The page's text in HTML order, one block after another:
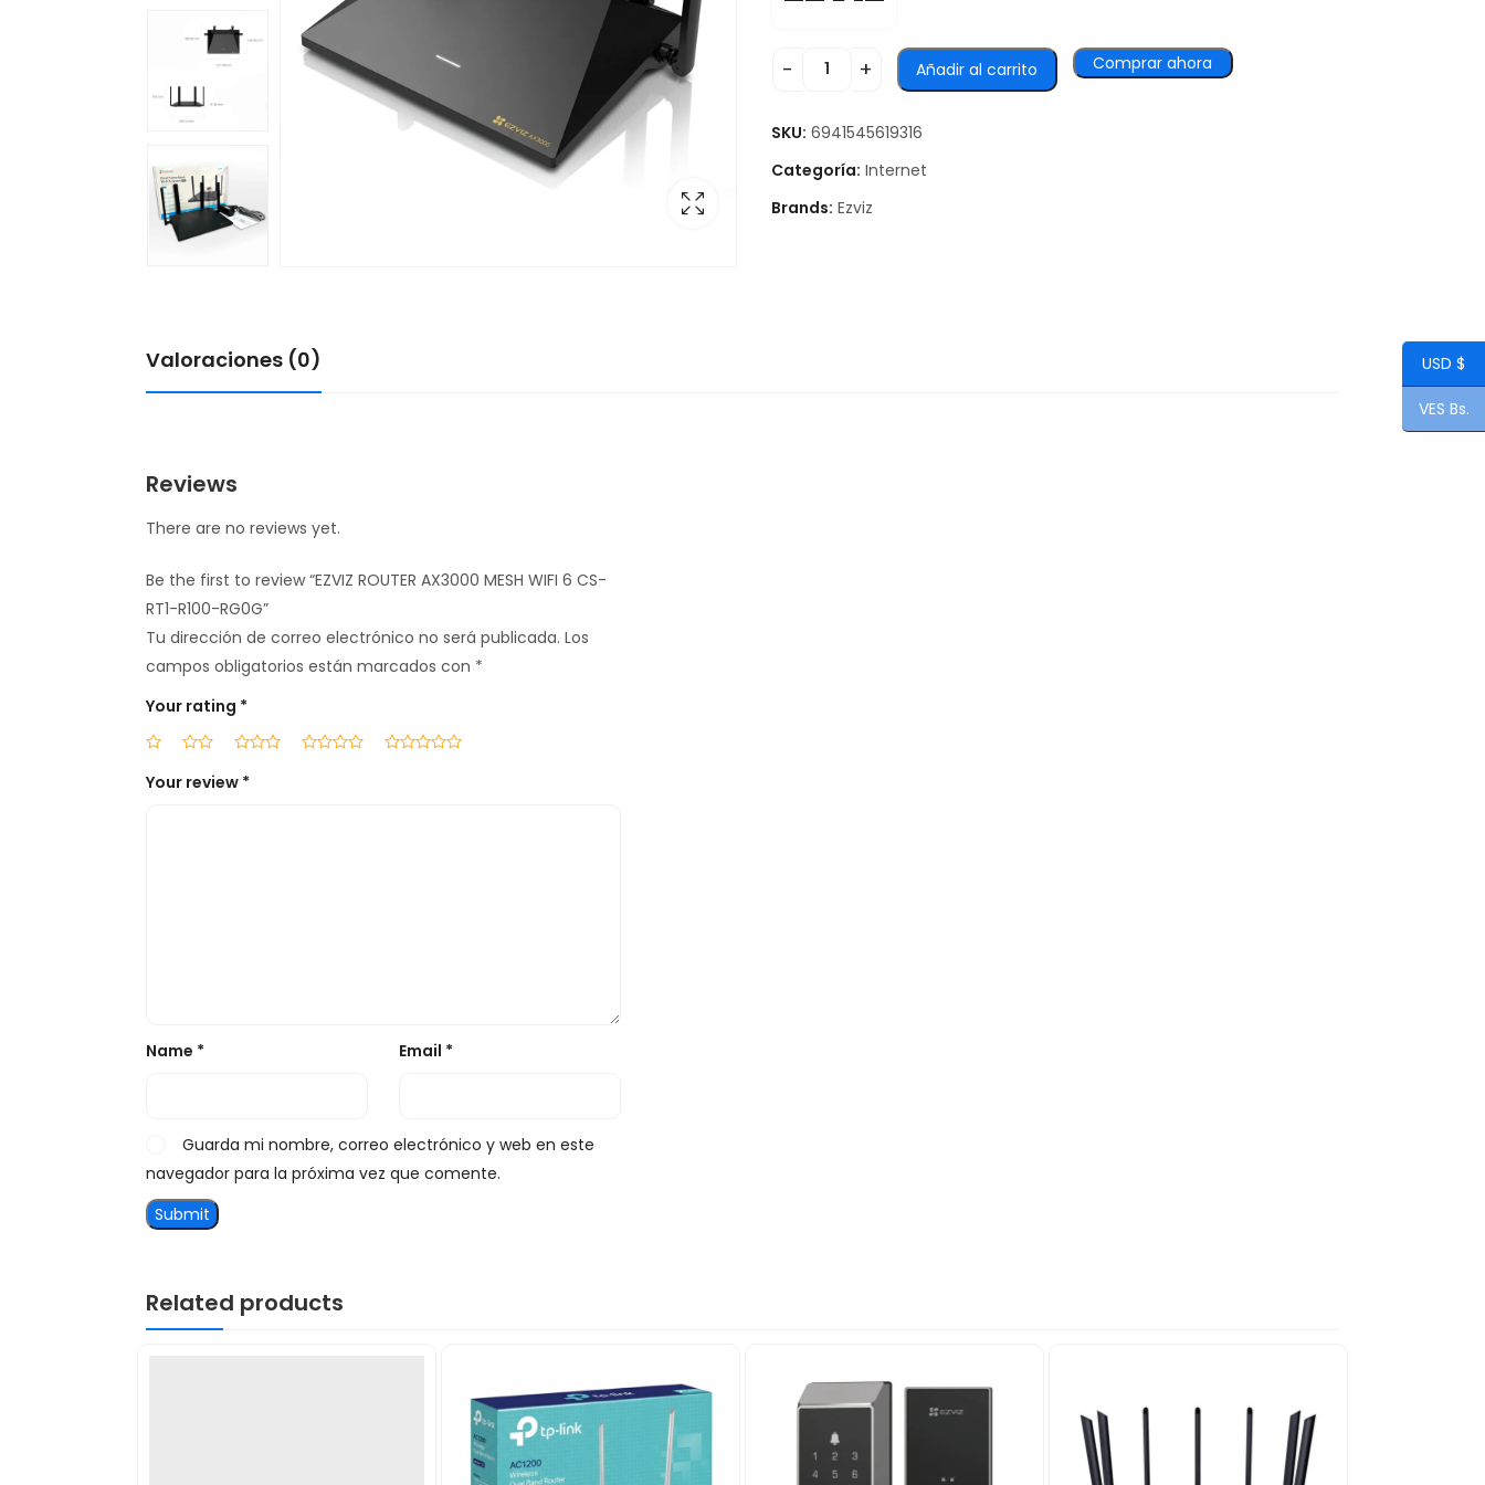
Añadir al carrito Comprar ahora
SKU: 6941545619316
Categoría: Internet
Brands: Ezviz
Valoraciones (0)
Reviews
There are no reviews yet.
Be the first to review “EZVIZ ROUTER AX3000 MESH WIFI 6 CS-
RT1-R100-RG0G”
Tu dirección de correo electrónico no será publicada. Los
campos obligatorios están marcados con *
Your rating *
Your review *
Name * Email *
Guarda mi nombre, correo electrónico y web en este
navegador para la próxima vez que comente.
Related products
USD $
VES Bs.